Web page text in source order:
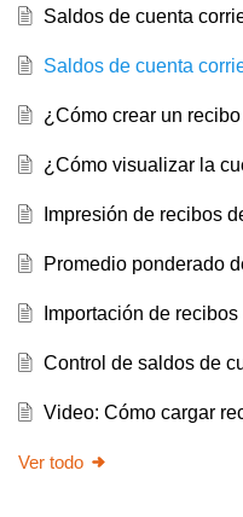
Saldos de cuenta
Saldos de cuenta
¿Cómo crear un
¿Cómo visualizar la
Impresión de recibos
Promedio ponderado
Importación de
Control de saldos de
Video: Cómo cargar
Ver todo